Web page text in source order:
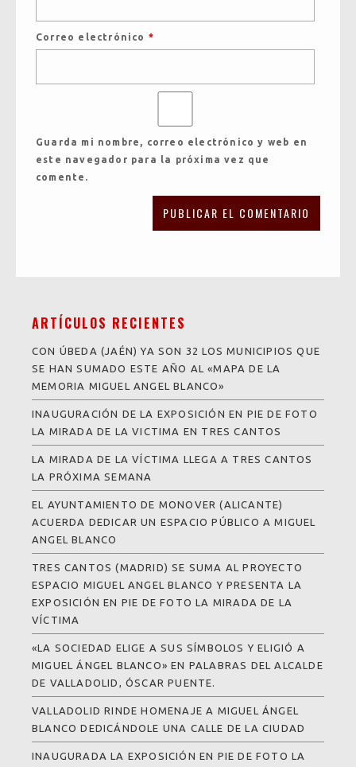
Correo electrónico *
Guarda mi nombre, correo electrónico y web en
este navegador para la próxima vez que
comente.
ARTÍCULOS RECIENTES
CON ÚBEDA (JAÉN) YA SON 32 LOS MUNICIPIOS QUE
SE HAN SUMADO ESTE AÑO AL «MAPA DE LA
MEMORIA MIGUEL ANGEL BLANCO»
INAUGURACIÓN DE LA EXPOSICIÓN EN PIE DE FOTO
LA MIRADA DE LA VICTIMA EN TRES CANTOS
LA MIRADA DE LA VÍCTIMA LLEGA A TRES CANTOS
LA PRÓXIMA SEMANA
EL AYUNTAMIENTO DE MONOVER (ALICANTE)
ACUERDA DEDICAR UN ESPACIO PÚBLICO A MIGUEL
ANGEL BLANCO
TRES CANTOS (MADRID) SE SUMA AL PROYECTO
ESPACIO MIGUEL ANGEL BLANCO Y PRESENTA LA
EXPOSICIÓN EN PIE DE FOTO LA MIRADA DE LA
VÍCTIMA
«LA SOCIEDAD ELIGE A SUS SÍMBOLOS Y ELIGIÓ A
MIGUEL ÁNGEL BLANCO» EN PALABRAS DEL ALCALDE
DE VALLADOLID, ÓSCAR PUENTE.
VALLADOLID RINDE HOMENAJE A MIGUEL ÁNGEL
BLANCO DEDICÁNDOLE UNA CALLE DE LA CIUDAD
INAUGURADA LA EXPOSICIÓN EN PIE DE FOTO LA